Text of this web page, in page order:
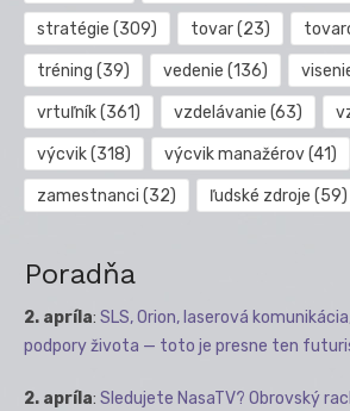
stratégie (309) tovar(23)
tréning (39) vedenie (136)
vrtuľník(361) vzdelávanie (63)
výcvik(318) výcvik manažérov(41)
zamestnanci (32) ľudské zdroje (59)
Poradňa
2. apríla: SLS, Orion, laserová
podpory života — toto je presne ten
2. apríla: Sledujete NasaTV? Obrovský